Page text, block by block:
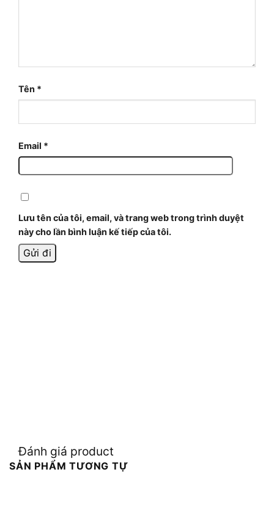
Tên *
Email *
Lưu tên của tôi, email, và trang web trong trình duyệt
này cho lần bình luận kế tiếp của tôi.
Đánh giá product
SẢN PHẨM TƯƠNG TỰ